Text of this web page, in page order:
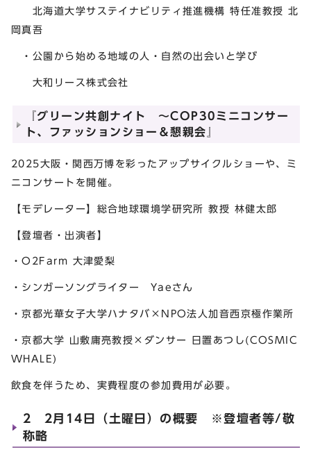
北海道大学サステイナビリティ推進機構 特任准教授 北
岡真吾
・公園から始める地域の人・自然の出会いと学び
大和リース株式会社
『グリーン共創ナイト ～COP30ミニコンサー
ト、ファッションショー＆懇親会』
2025大阪・関西万博を彩ったアップサイクルショーや、ミ
ニコンサートを開催。
【モデレーター】総合地球環境学研究所 教授 林健太郎
【登壇者・出演者】
・O2Farm 大津愛梨
・シンガーソングライター Yaeさん
・京都光華女子大学ハナタバ×NPO法人加音西京極作業所
・京都大学 山敷庸亮教授×ダンサー 日置あつし(COSMIC
WHALE)
飲食を伴うため、実費程度の参加費用が必要。
2 2月14日（土曜日）の概要 ※登壇者等/敬
称略